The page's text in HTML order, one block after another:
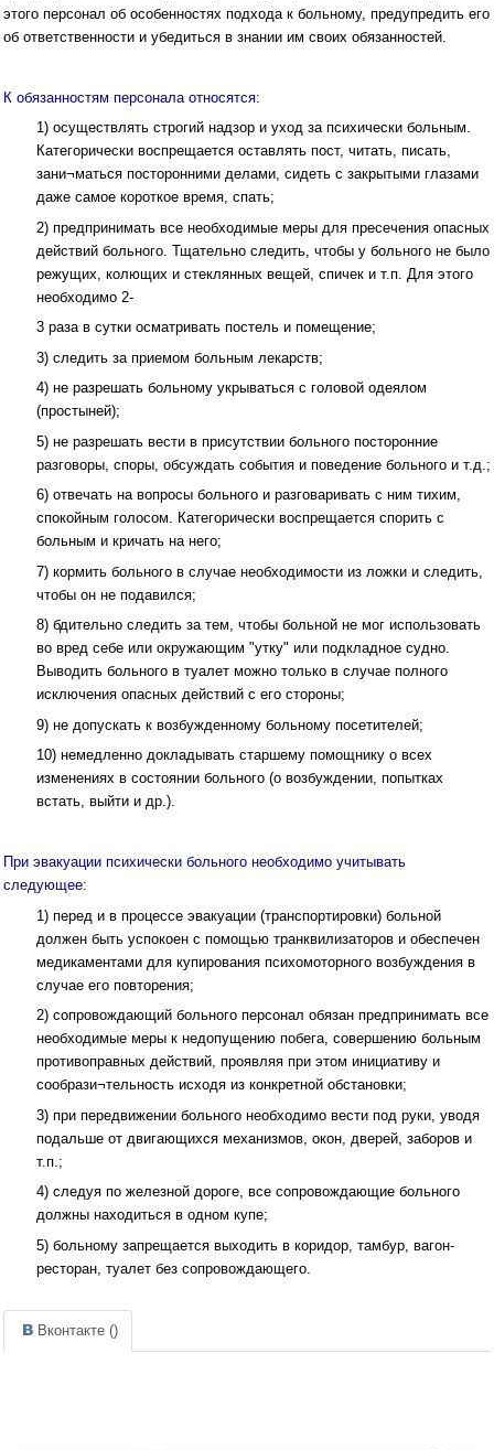
этого персонал об особенностях подхода к больному, предупредить его
об ответственности и убедиться в знании им своих обязанностей.
К обязанностям персонала относятся:
1) осуществлять строгий надзор и уход за психически больным.
Категорически воспрещается оставлять пост, читать, писать,
зани¬маться посторонними делами, сидеть с закрытыми глазами
даже самое короткое время, спать;
2) предпринимать все необходимые меры для пресечения опасных
действий больного. Тщательно следить, чтобы у больного не было
режущих, колющих и стеклянных вещей, спичек и т.п. Для этого
необходимо 2-
3 раза в сутки осматривать постель и помещение;
3) следить за приемом больным лекарств;
4) не разрешать больному укрываться с головой одеялом
(простыней);
5) не разрешать вести в присутствии больного посторонние
разговоры, споры, обсуждать события и поведение больного и т.д.;
6) отвечать на вопросы больного и разговаривать с ним тихим,
спокойным голосом. Категорически воспрещается спорить с
больным и кричать на него;
7) кормить больного в случае необходимости из ложки и следить,
чтобы он не подавился;
8) бдительно следить за тем, чтобы больной не мог использовать
во вред себе или окружающим "утку" или подкладное судно.
Выводить больного в туалет можно только в случае полного
исключения опасных действий с его стороны;
9) не допускать к возбужденному больному посетителей;
10) немедленно докладывать старшему помощнику о всех
изменениях в состоянии больного (о возбуждении, попытках
встать, выйти и др.).
При эвакуации психически больного необходимо учитывать
следующее:
1) перед и в процессе эвакуации (транспортировки) больной
должен быть успокоен с помощью транквилизаторов и обеспечен
медикаментами для купирования психомоторного возбуждения в
случае его повторения;
2) сопровождающий больного персонал обязан предпринимать все
необходимые меры к недопущению побега, совершению больным
противоправных действий, проявляя при этом инициативу и
сообрази¬тельность исходя из конкретной обстановки;
3) при передвижении больного необходимо вести под руки, уводя
подальше от двигающихся механизмов, окон, дверей, заборов и
т.п.;
4) следуя по железной дороге, все сопровождающие больного
должны находиться в одном купе;
5) больному запрещается выходить в коридор, тамбур, вагон-
ресторан, туалет без сопровождающего.
Вконтакте ()